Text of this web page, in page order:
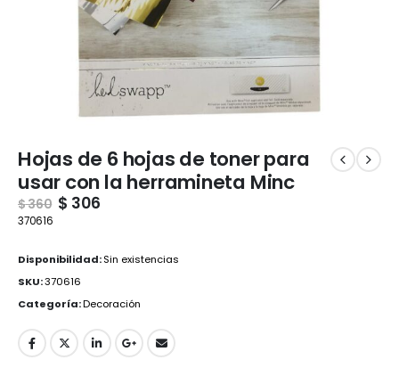
Hojas de 6 hojas de toner para
usar con la herramineta Minc
$360 $ 306
370616
Disponibilidad:Sin existencias
SKU:370616
Categoría:Decoración